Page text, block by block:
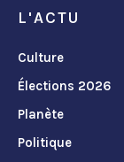
L'ACTU
Culture
Élections 2026
Planète
Politique